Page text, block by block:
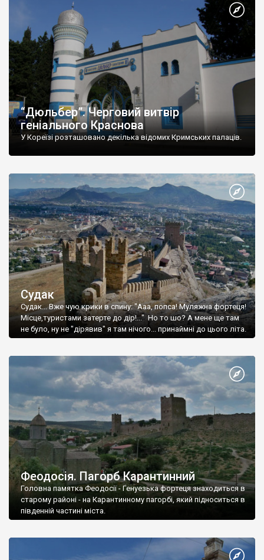
“Дюльбер”. Черговий витвір
геніального Краснова
У Кореїзі розташовано декілька відомих Кримських палаців.
Судак
Судак... Вже чую крики в спину: "Ааа, попса! Муляжна фортеця!
Місце,туристами затерте до дір!..." Но то шо? А мене ще там
не було, ну не "дірявив" я там нічого... принаймні до цього літа.
Феодосія. Пагорб Карантинний
Головна памятка Феодосії - Генуезька фортеця знаходиться в
старому районі - на Карантинному пагорбі, який підноситься в
південній частині міста.